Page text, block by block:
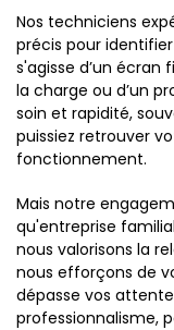
Nos techniciens
précis pour
s'agisse d’un écran
la charge ou d’un
soin et rapidité,
puissiez retrouver
fonctionnement.
Mais notre
qu'entreprise
nous valorisons la
nous efforçons de
dépasse vos
professionnalisme,